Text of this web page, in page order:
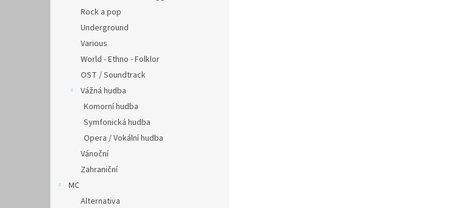
Rock a pop
Underground
Various
World - Ethno - Folklor
OST / Soundtrack
Vážná hudba
Komorní hudba
Symfonická hudba
Opera / Vokální hudba
Vánoční
Zahraniční
MC
Alternativa